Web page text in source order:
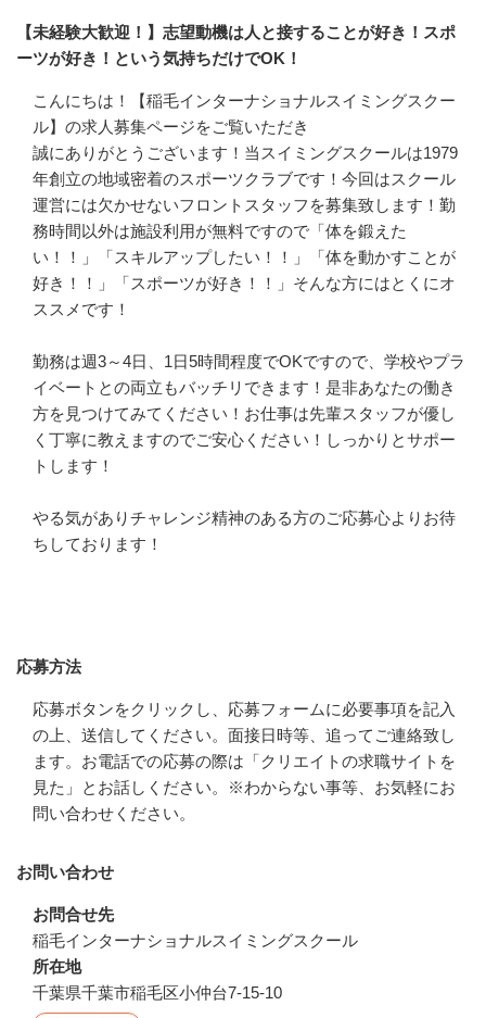
【未経験大歓迎！】志望動機は人と接することが好き！スポ
ーツが好き！という気持ちだけでOK！
こんにちは！【稲毛インターナショナルスイミングスクー
ル】の求人募集ページをご覧いただき
誠にありがとうございます！当スイミングスクールは1979
年創立の地域密着のスポーツクラブです！今回はスクール
運営には欠かせないフロントスタッフを募集致します！勤
務時間以外は施設利用が無料ですので「体を鍛えた
い！！」「スキルアップしたい！！」「体を動かすことが
好き！！」「スポーツが好き！！」そんな方にはとくにオ
ススメです！
勤務は週3～4日、1日5時間程度でOKですので、学校やプラ
イベートとの両立もバッチリできます！是非あなたの働き
方を見つけてみてください！お仕事は先輩スタッフが優し
く丁寧に教えますのでご安心ください！しっかりとサポー
トします！
やる気がありチャレンジ精神のある方のご応募心よりお待
ちしております！
応募方法
応募ボタンをクリックし、応募フォームに必要事項を記入
の上、送信してください。面接日時等、追ってご連絡致し
ます。お電話での応募の際は「クリエイトの求職サイトを
見た」とお話しください。※わからない事等、お気軽にお
問い合わせください。
お問い合わせ
お問合せ先
稲毛インターナショナルスイミングスクール
所在地
千葉県千葉市稲毛区小仲台7-15-10